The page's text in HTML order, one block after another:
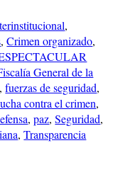
, Crimen organizado
General de la
, fuerzas de seguridad
contra el crimen
, paz, Seguridad
, Transparencia